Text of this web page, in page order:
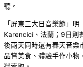
聽。
「屏東三大日音樂節」
Karencici、法蘭；9日則
後兩天同時還有春天音樂
品嘗美食、體驗手作小物